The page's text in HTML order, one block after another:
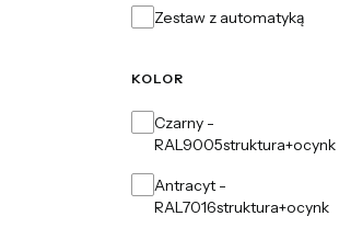
Zestaw z automatyką
KOLOR
KolorCzarny -
RAL9005struktura+ocynk
Antracyt -
RAL7016struktura+ocynk